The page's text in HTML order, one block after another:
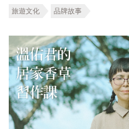
旅遊文化 品牌故事